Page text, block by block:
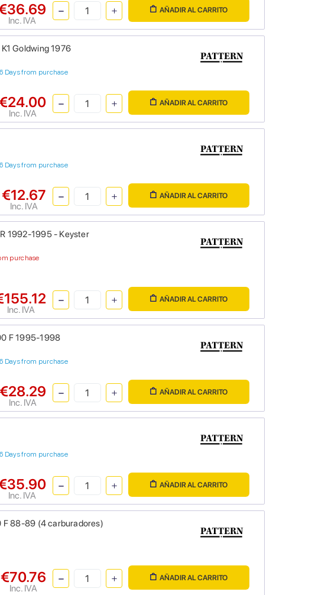
Inc. IVA
AÑADIR AL CARRITO
Goldwing 1976
Days from purchase
Inc. IVA
AÑADIR AL CARRITO
Days from purchase
€12.67
Inc. IVA
AÑADIR AL CARRITO
1992-1995 - Keyster
purchase
Inc. IVA
AÑADIR AL CARRITO
F 1995-1998
Days from purchase
€28.29
Inc. IVA
AÑADIR AL CARRITO
Days from purchase
Inc. IVA
AÑADIR AL CARRITO
F 88-89 (4 carburadores)
€70.76
Inc. IVA
AÑADIR AL CARRITO